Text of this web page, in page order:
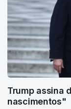
Trump assina
nascimentos"